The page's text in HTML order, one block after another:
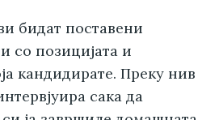
бидат поставени
со позицијата и
кандидирате. Преку нив
сака да